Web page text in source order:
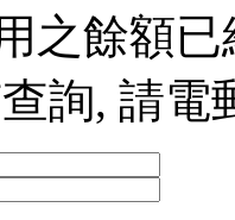
之餘額
詢, 請電